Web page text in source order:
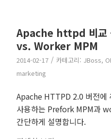
Apache httpd 비
vs. Worker MPM
2014-02-17 / 카테고리: JBoss,
marketing
Apache HTTPD 2.0 버전에
사용하는 Prefork MPM과
간단하게 설명합니다.